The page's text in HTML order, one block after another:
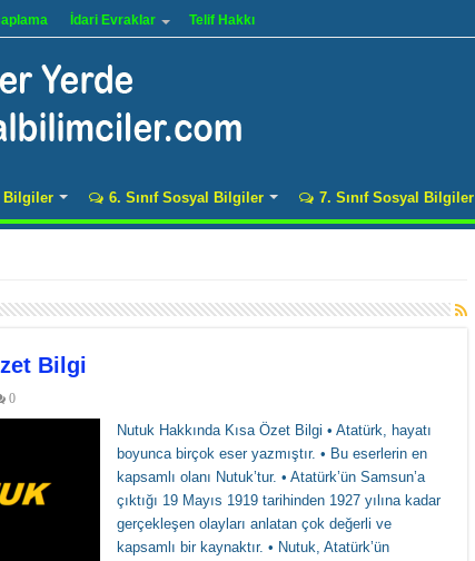
İdari Evraklar Telif Hakkı
Bilgiler 6. Sınıf Sosyal Bilgiler 7. Sınıf Sosyal Bilgiler
Bilgi
0
Nutuk Hakkında Kısa Özet Bilgi • Atatürk, hayatı
boyunca birçok eser yazmıştır. • Bu eserlerin en
kapsamlı olanı Nutuk’tur. • Atatürk’ün Samsun’a
çıktığı 19 Mayıs 1919 tarihinden 1927 yılına kadar
gerçekleşen olayları anlatan çok değerli ve
kapsamlı bir kaynaktır. • Nutuk, Atatürk’ün